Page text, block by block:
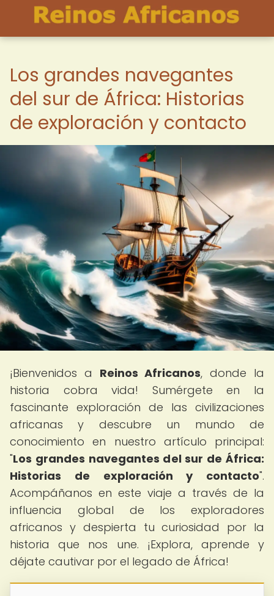
Los grandes navegantes
del sur de África: Historias
de exploración y contacto
¡Bienvenidos a Reinos Africanos, donde la
historia cobra vida! Sumérgete en la
fascinante exploración de las civilizaciones
africanas y descubre un mundo de
conocimiento en nuestro artículo principal:
"Los grandes navegantes del sur de África:
Historias de exploración y contacto".
Acompáñanos en este viaje a través de la
influencia global de los exploradores
africanos y despierta tu curiosidad por la
historia que nos une. ¡Explora, aprende y
déjate cautivar por el legado de África!